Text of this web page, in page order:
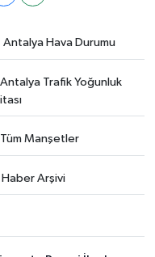
Antalya Hava Durumu
Antalya Trafik Yoğunluk
Tüm Manşetler
Haber Arşivi